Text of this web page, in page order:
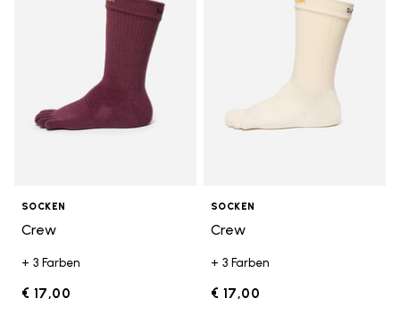
SOCKEN
Crew
+ 3 Farben
€ 17,00
SOCKEN
Crew
+ 3 Farben
€ 17,00